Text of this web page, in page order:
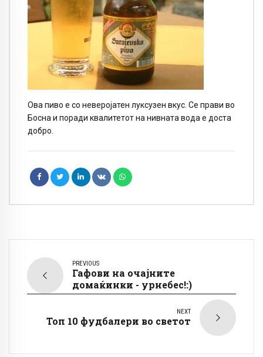
Ова пиво е со неверојатен луксузен вкус. Се прави во
Босна и поради квалитетот на нивната вода е доста
добро.
PREVIOUS
Гафови на очајните
домаќинки - урнебес!:)
NEXT
Топ 10 фудбалери во светот